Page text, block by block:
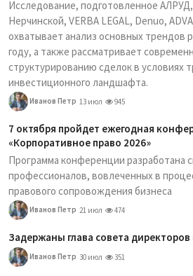
Исследование, подготовленное
Нерчинской, VERBA LEGAL, Denuo,
охватывает анализ основных трендов
году, а также рассматривает
структурированию сделок в условиях
инвестиционного ландшафта.
Иванов Петр 13 июл 945
7 октября пройдет ежегодная
«Корпоративное право 2026»
Программа конференции разработана
профессионалов, вовлеченных в
правового сопровождения бизнеса
Иванов Петр 21 июл 474
Задержаны глава совета
Иванов Петр 30 июл 351